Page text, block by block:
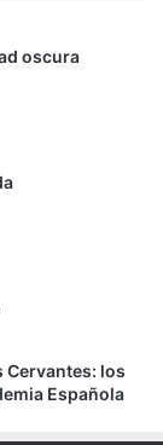
oscura
Cervantes: los
Española